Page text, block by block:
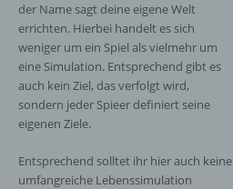
der Name sagt deine eigene Welt
errichten. Hierbei handelt es sich
weniger um ein Spiel als vielmehr um
eine Simulation. Entsprechend gibt es
auch kein Ziel, das verfolgt wird,
sondern jeder Spieer definiert seine
eigenen Ziele.
Entsprechend solltet ihr hier auch keine
umfangreiche Lebenssimulation